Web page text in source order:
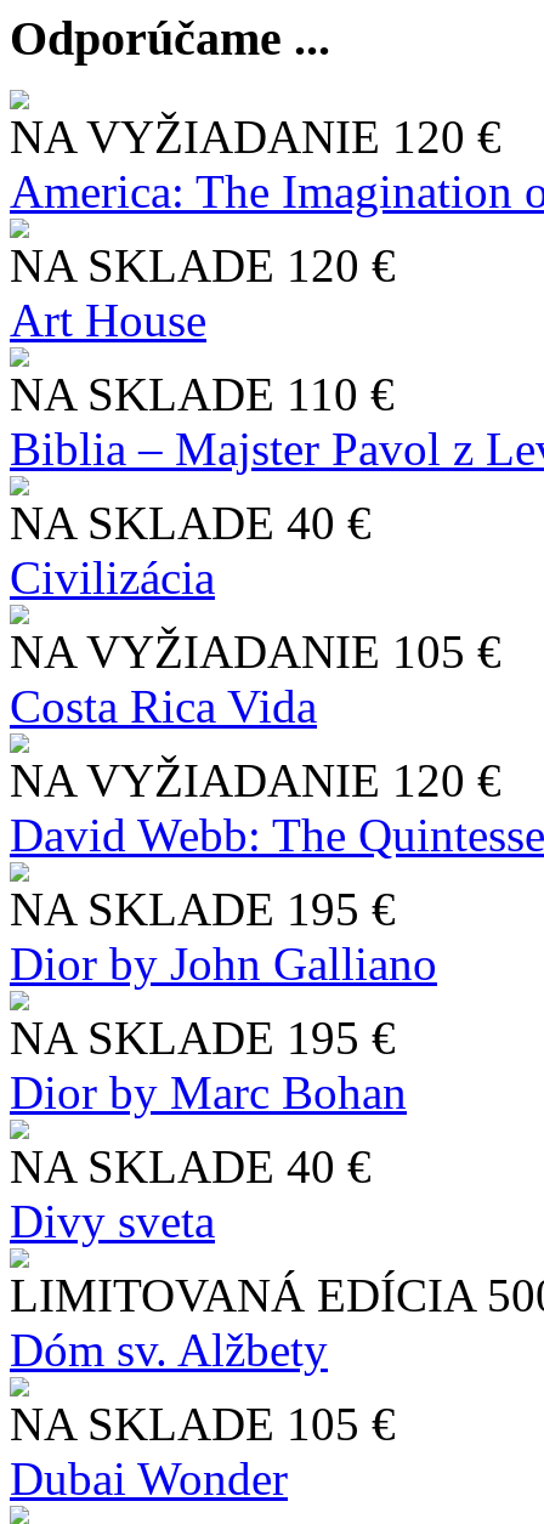
Odporúčame ...
NA VYŽIADANIE 120 €
America: The Imagination
NA SKLADE 120 €
Art House
NA SKLADE 110 €
Biblia – Majster Pavol z
NA SKLADE 40 €
Civilizácia
NA VYŽIADANIE 105 €
Costa Rica Vida
NA VYŽIADANIE 120 €
David Webb: The
NA SKLADE 195 €
Dior by John Galliano
NA SKLADE 195 €
Dior by Marc Bohan
NA SKLADE 40 €
Divy sveta
LIMITOVANÁ EDÍCIA
Dóm sv. Alžbety
NA SKLADE 105 €
Dubai Wonder